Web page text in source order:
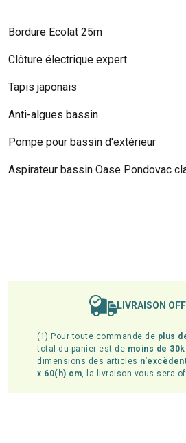
Bordure Ecolat 25m
Clôture électrique expert
Tapis japonais
Anti-algues bassin
Pompe pour bassin d'extérieur
Aspirateur bassin Oase Pondovac
LIVRAISON
(1) Pour toute commande de plus
total du panier est de moins de
dimensions des articles
x 60(h) cm, la livraison vous sera